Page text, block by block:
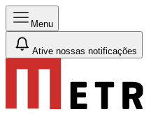
Menu
Ative nossas notificações